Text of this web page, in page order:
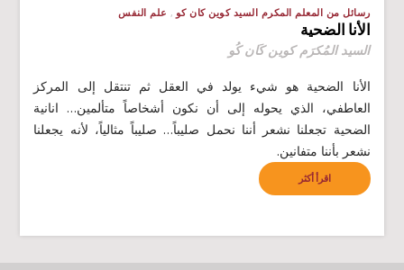
رسائل من المعلم المكرم السيد كوين كان كو علم النفس
الأنا الضحية
السيد المُكرَم كوين كَان كُو
الأنا الضحية هو شيء يولد في العقل ثم تنتقل إلى المركز
العاطفي، الذي يحوله إلى أن نكون أشخاصاً متألمين… انانية
الضحية تجعلنا نشعر أننا نحمل صليباً… صليباً مثالياً، لأنه يجعلنا
نشعر بأننا متفانين.
اقرأ أكثر